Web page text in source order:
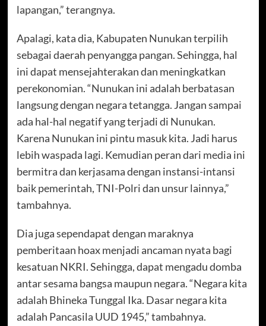
lapangan,” terangnya.
Apalagi, kata dia, Kabupaten Nunukan terpilih
sebagai daerah penyangga pangan. Sehingga, hal
ini dapat mensejahterakan dan meningkatkan
perekonomian. “Nunukan ini adalah berbatasan
langsung dengan negara tetangga. Jangan sampai
ada hal-hal negatif yang terjadi di Nunukan.
Karena Nunukan ini pintu masuk kita. Jadi harus
lebih waspada lagi. Kemudian peran dari media ini
bermitra dan kerjasama dengan instansi-intansi
baik pemerintah, TNI-Polri dan unsur lainnya,”
tambahnya.
Dia juga sependapat dengan maraknya
pemberitaan hoax menjadi ancaman nyata bagi
kesatuan NKRI. Sehingga, dapat mengadu domba
antar sesama bangsa maupun negara. “Negara kita
adalah Bhineka Tunggal Ika. Dasar negara kita
adalah Pancasila UUD 1945,” tambahnya.